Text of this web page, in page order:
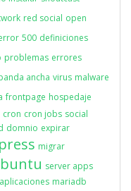
red social open
500 definiciones
problemas errores
ancha virus malware
frontpage hospedaje
cron cron jobs social
domnio expirar
migrar
server apps
aplicaciones mariadb